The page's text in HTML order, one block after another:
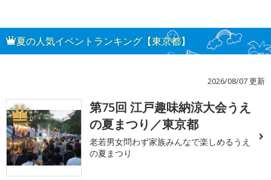
夏の人気イベントランキング【東京都】
2026/08/07 更新
1
第75回 江戸趣味納涼大会うえ
の夏まつり／東京都
老若男女問わず家族みんなで楽しめるうえ
の夏まつり